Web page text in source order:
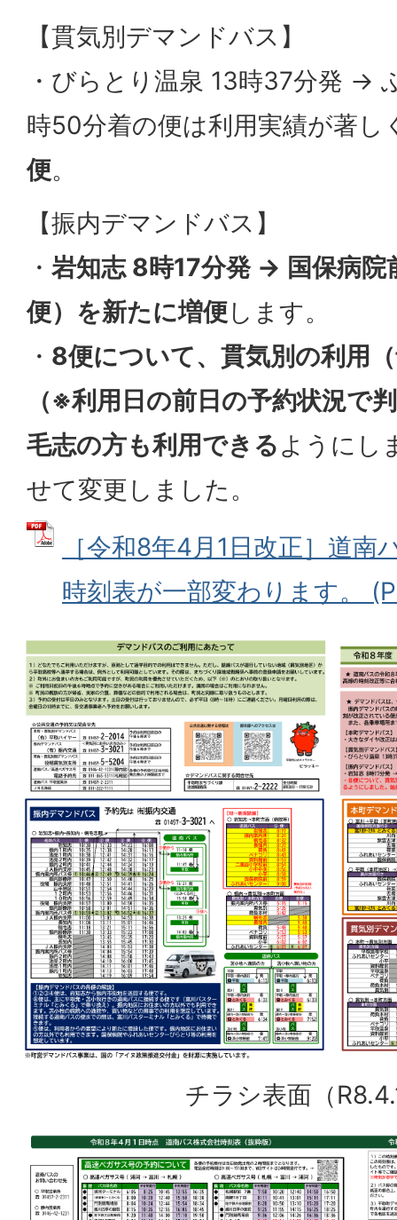
【貫気別デマンドバス】
・びらとり温泉 13時37分発 →
時50分着の便は利用実績が著し
便。
【振内デマンドバス】
・ 岩知志 8時17分発 → 国保病
便）を新たに増便します。
・ 8便について、貫気別の利用
（※利用日の前日の予約状況で
毛志の方も利用できるようにし
せて変更しました。
［令和8年4月1日改正］道
時刻表が一部変わります。
チラシ表面（